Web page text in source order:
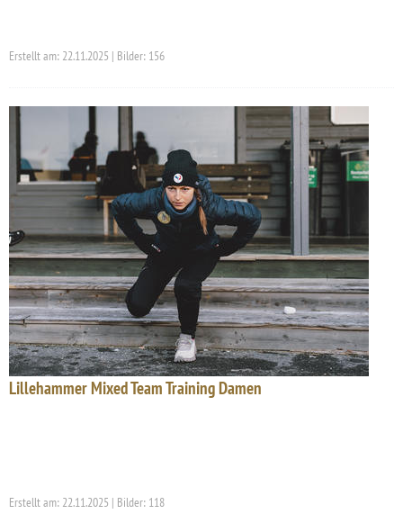
Erstellt am: 22.11.2025 | Bilder: 156
Lillehammer Mixed Team Training Damen
Erstellt am: 22.11.2025 | Bilder: 118